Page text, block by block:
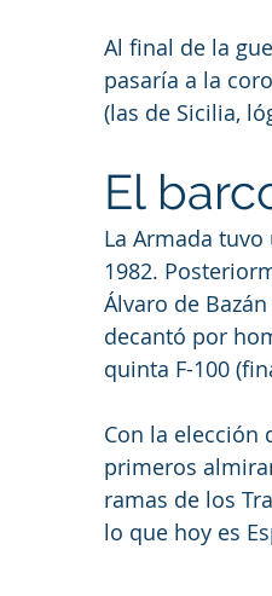
Al final de la
pasaría a la
(las de Sicilia,
El
La Armada
1982.
Álvaro de
decantó por
quinta F-100
Con la elección
primeros
ramas de los
lo que hoy es